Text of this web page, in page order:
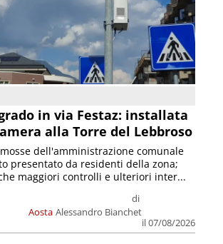
in via Festaz: installata
alla Torre del Lebbroso
Aosta
di
Alessandro Bianchet
il 07/08/2026
dell'amministrazione comunale
presentato da residenti della zona;
maggiori controlli e ulteriori inter...